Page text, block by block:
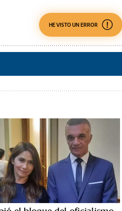
HE VISTO UN ERROR